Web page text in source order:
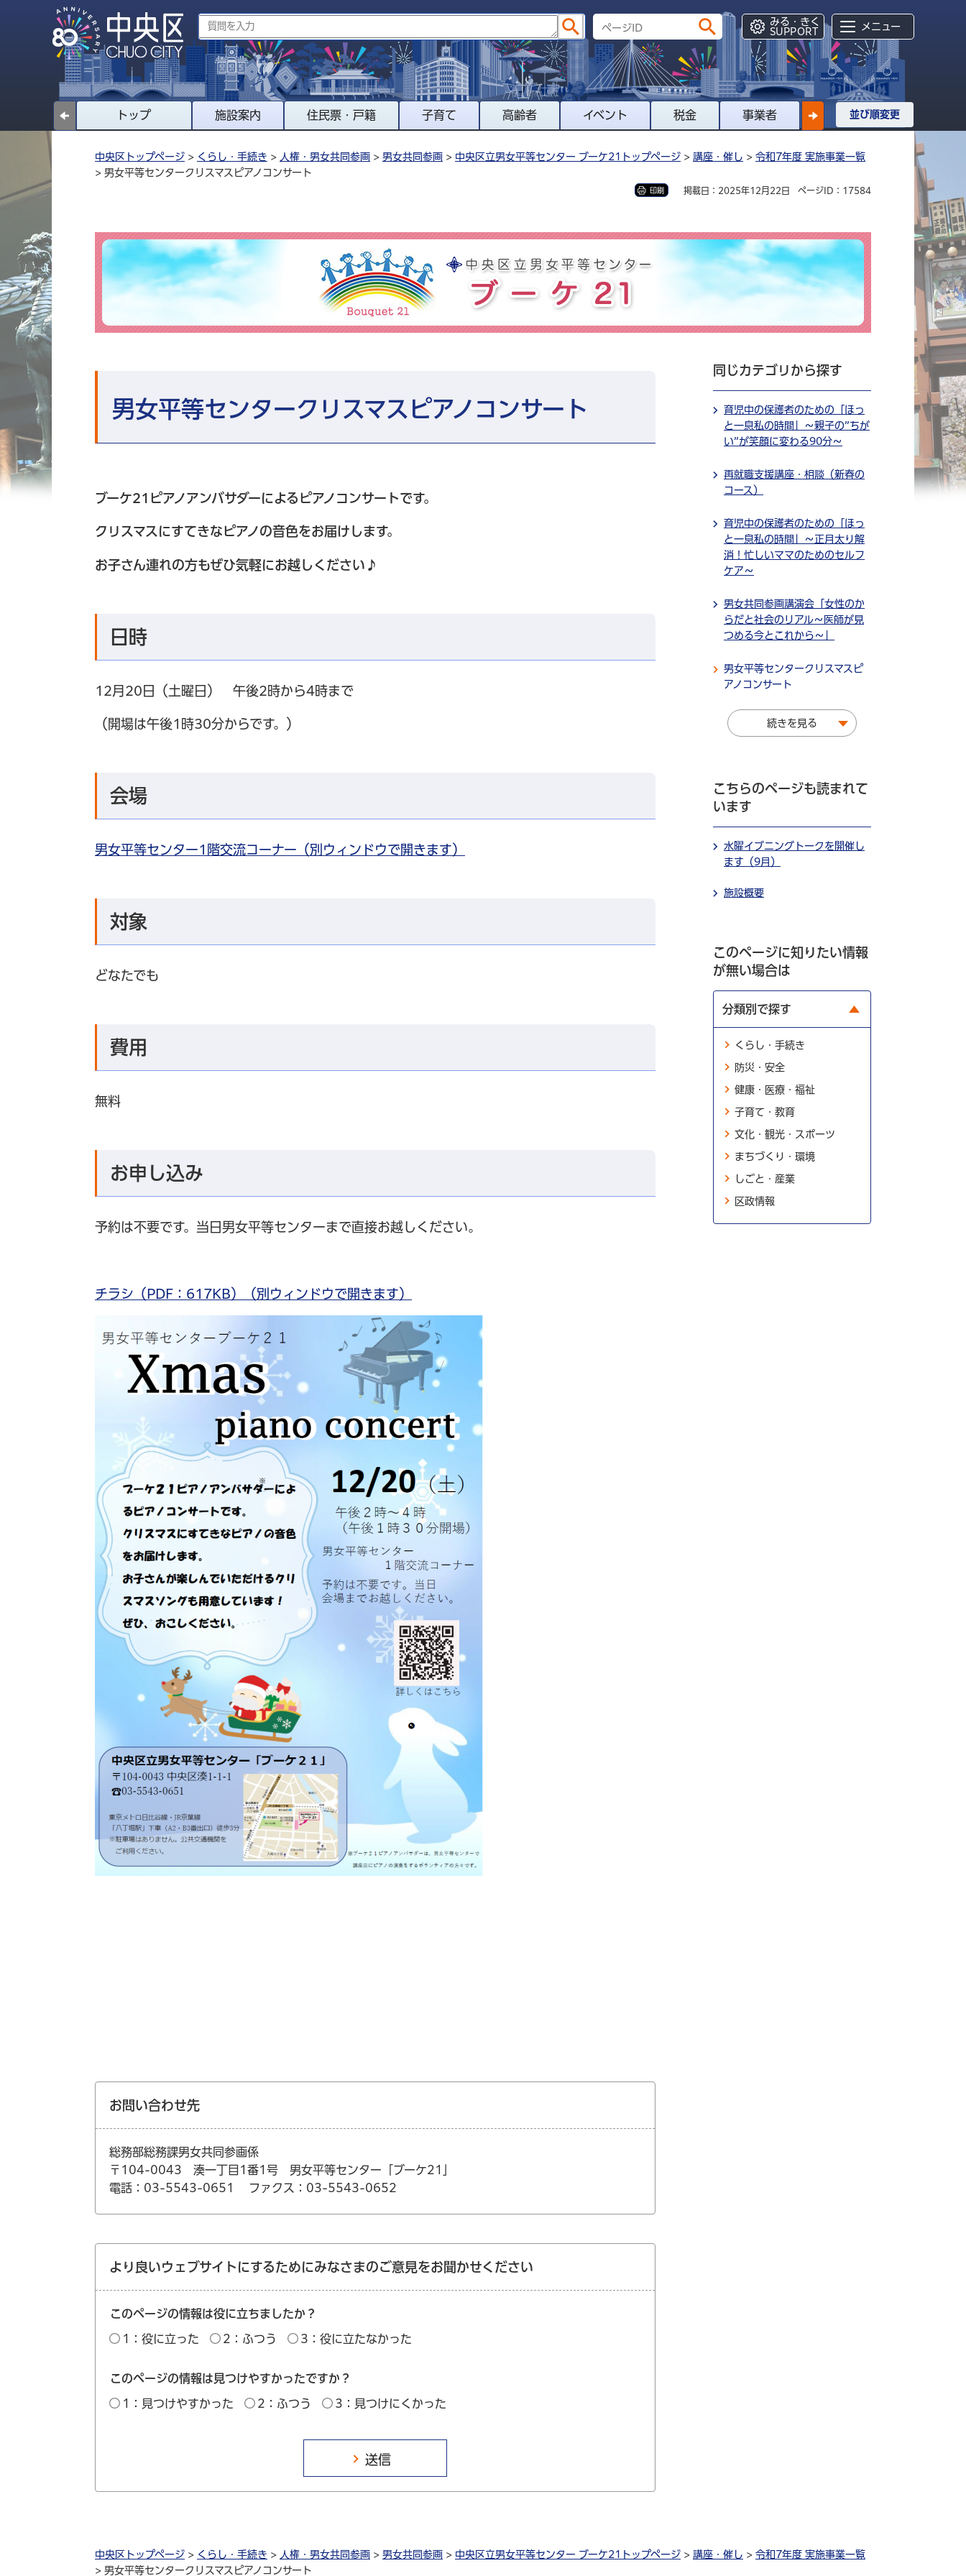
みる・きく
SUPPORT
メニュー
トップ 施設案内 住民票・戸籍 子育て 高齢者 イベント 税金 事業者 並び順変更
中央区トップページ > くらし・手続き > 人権・男女共同参画 > 男女共同参画 > 中央区立男女平等センター ブーケ21トップページ > 講座・催し > 令和7年度 実施事業一覧
> 男女平等センタークリスマスピアノコンサート
印刷 掲載日：2025年12月22日 ページID：17584
男女平等センタークリスマスピアノコンサート
ブーケ21ピアノアンバサダーによるピアノコンサートです。
クリスマスにすてきなピアノの音色をお届けします。
お子さん連れの方もぜひ気軽にお越しください♪
日時
12月20日（土曜日） 午後2時から4時まで
（開場は午後1時30分からです。）
会場
男女平等センター1階交流コーナー（別ウィンドウで開きます）
対象
どなたでも
費用
無料
お申し込み
予約は不要です。当日男女平等センターまで直接お越しください。
チラシ（PDF：617KB）（別ウィンドウで開きます）
お問い合わせ先
総務部総務課男女共同参画係
〒104-0043 湊一丁目1番1号 男女平等センター「ブーケ21」
電話：03-5543-0651
ファクス：03-5543-0652
より良いウェブサイトにするためにみなさまのご意見をお聞かせください
このページの情報は役に立ちましたか？
1：役に立った 2：ふつう 3：役に立たなかった
このページの情報は見つけやすかったですか？
1：見つけやすかった 2：ふつう 3：見つけにくかった
同じカテゴリから探す
育児中の保護者のための「ほっ
と一息私の時間」～親子の”ちが
い”が笑顔に変わる90分～
再就職支援講座・相談（新春の
コース）
育児中の保護者のための「ほっ
と一息私の時間」～正月太り解
消！忙しいママのためのセルフ
ケア～
男女共同参画講演会「女性のか
らだと社会のリアル～医師が見
つめる今とこれから～」
男女平等センタークリスマスピ
アノコンサート
続きを見る
こちらのページも読まれて
います
水曜イブニングトークを開催し
ます（9月）
施設概要
このページに知りたい情報
が無い場合は
分類別で探す
くらし・手続き
防災・安全
健康・医療・福祉
子育て・教育
文化・観光・スポーツ
まちづくり・環境
しごと・産業
区政情報
中央区トップページ > くらし・手続き > 人権・男女共同参画 > 男女共同参画 > 中央区立男女平等センター ブーケ21トップページ > 講座・催し > 令和7年度 実施事業一覧
> 男女平等センタークリスマスピアノコンサート